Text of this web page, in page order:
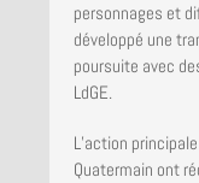
personnages et
développé une
poursuite avec
LdGE.
L’action
Quatermain ont